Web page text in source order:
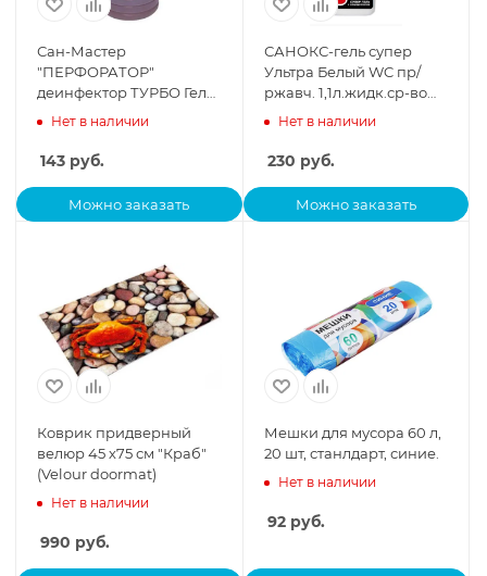
Сан-Мастер
"ПЕРФОРАТОР"
деинфектор ТУРБО Гель
для прочистки труб 1л.
Нет в наличии
143 руб.
Можно заказать
САНОКС-гель супер
Ультра Белый WC пр/
ржавч. 1,1л.жидк.ср-во
*2/10Нет в наличии
230 руб.
Можно заказать
Коврик придверный
велюр 45 х75 см "Краб"
(Velour doormat)
Нет в наличии
990 руб.
Мешки для мусора 60 л,
20 шт, станлдарт, синие.
Нет в наличии
92руб.